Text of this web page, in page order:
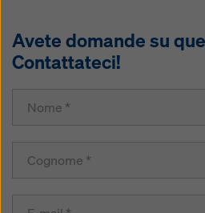
Avete domande su
Contattateci!